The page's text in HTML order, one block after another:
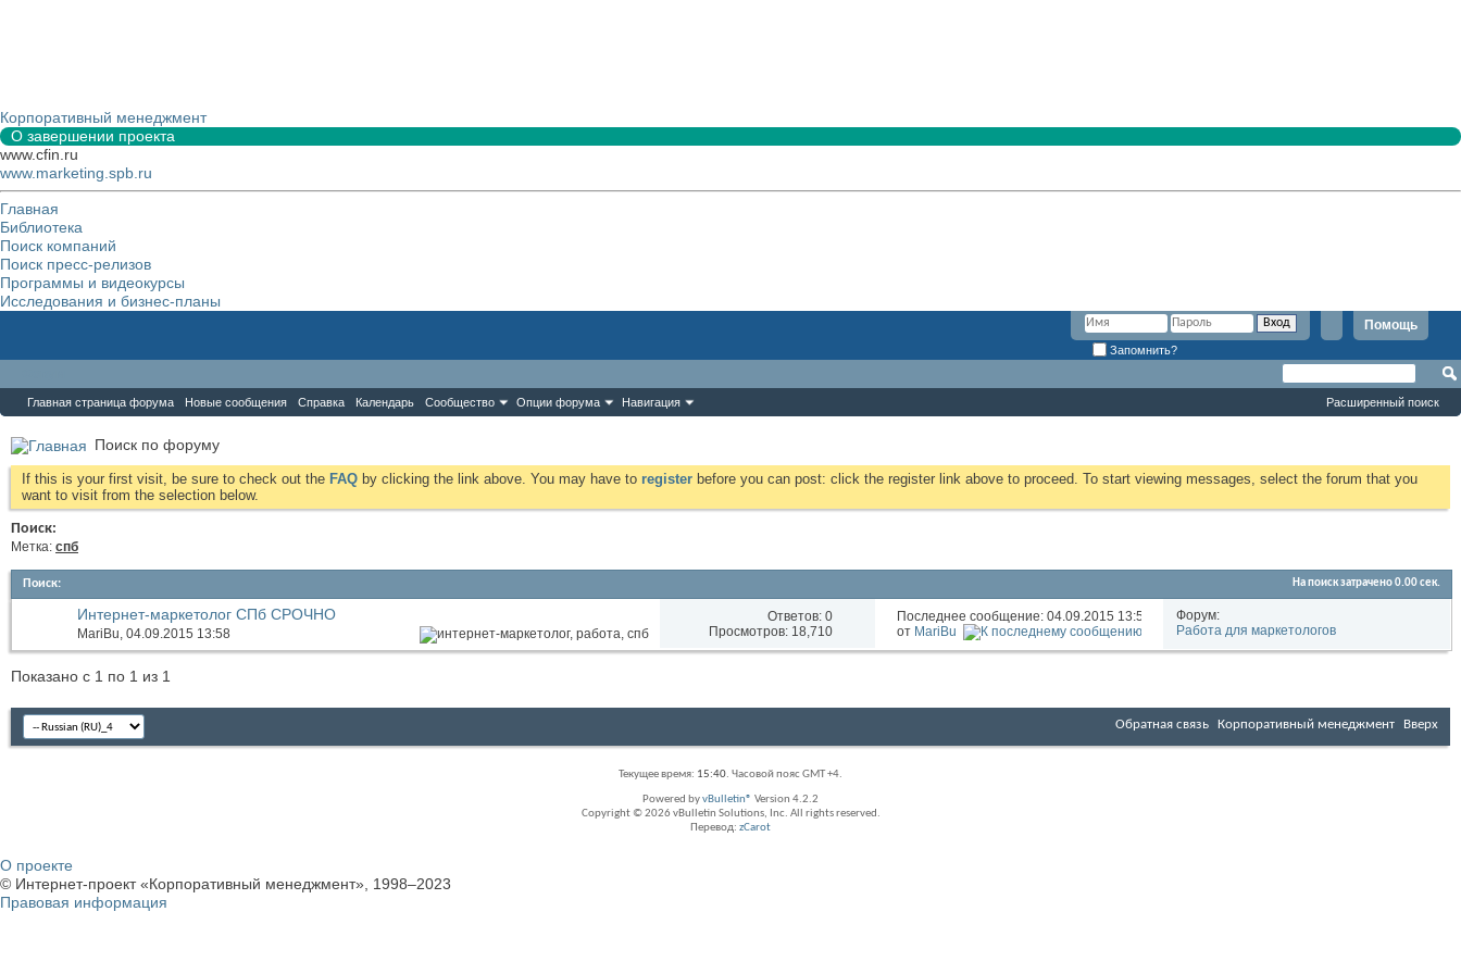
Корпоративный менеджмент
О завершении проекта
www.cfin.ru
www.marketing.spb.ru
Главная
Библиотека
Поиск компаний
Поиск пресс-релизов
Программы и видеокурсы
Исследования и бизнес-планы
Помощь
Запомнить?
Главная страница форума Новые сообщения Справка Календарь Сообщество Опции форума Навигация Расширенный поиск
Поиск по форуму
If this is your first visit, be sure to check out the FAQ by clicking the link above. You may have to register before you can post: click the register link above to proceed. To start viewing messages, select the forum that you
want to visit from the selection below.
Поиск:
Метка: спб
Поиск: На поиск затрачено0.00сек.
Интернет-маркетолог СПб СРОЧНО
MariBu, 04.09.2015 13:58
Ответов: 0
Просмотров: 18,710
Последнее сообщение: 04.09.2015 13:58
от MariBu
Форум:
Работа для маркетологов
Показано с 1 по 1 из 1
Обратная связь Корпоративный менеджмент Вверх
Текущее время: 15:40. Часовой пояс GMT +4.
Powered byvBulletin® Version 4.2.2
Copyright © 2026 vBulletin Solutions, Inc. All rights reserved.
Перевод: zCarot
О проекте
© Интернет-проект «Корпоративный менеджмент», 1998–2023
Правовая информация